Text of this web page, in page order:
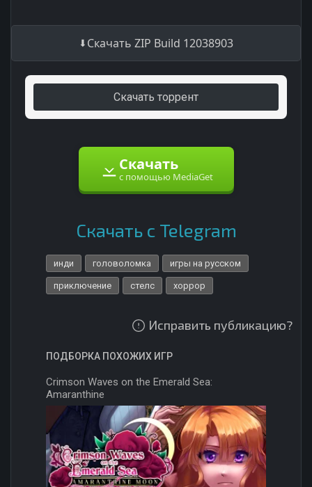
Скачать ZIP Build 12038903
Скачать торрент
Скачать
с помощью MediaGet
Скачать с Telegram
инди головоломка игры на русском
приключение стелс хоррор
Исправить публикацию?
ПОДБОРКА ПОХОЖИХ ИГР
Crimson Waves on the Emerald Sea:
Amaranthine